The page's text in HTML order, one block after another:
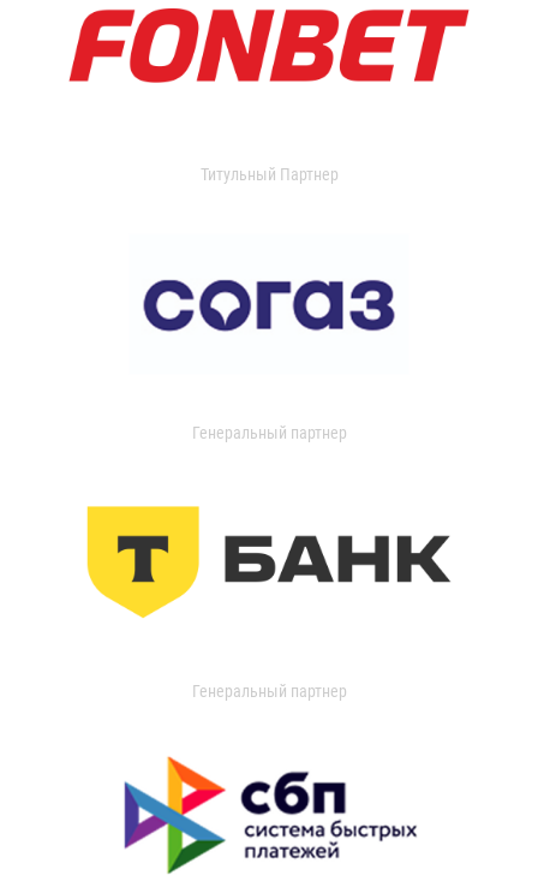
Титульный Партнер
Генеральный партнер
Генеральный партнер